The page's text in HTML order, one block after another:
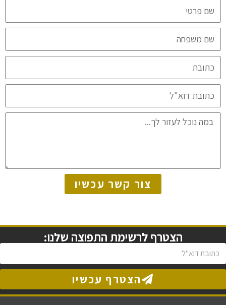
צור קשר עכשיו
הצטרף לרשימת התפוצה שלנו:
הצטרף עכשיו